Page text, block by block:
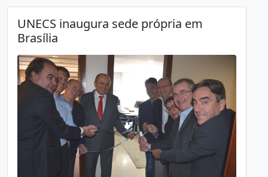
UNECS inaugura sede própria em
Brasília